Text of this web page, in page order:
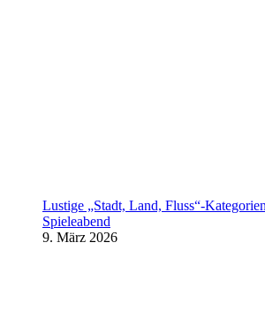
Lustige „Stadt, Land, Fluss“-
Spieleabend
9. März 2026